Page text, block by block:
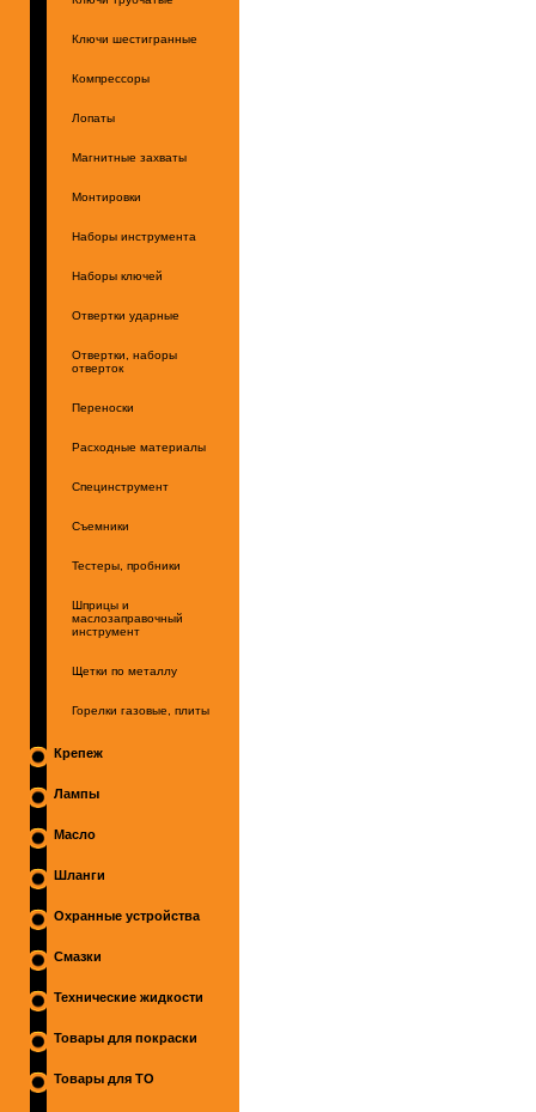
Ключи шестигранные
Компрессоры
Лопаты
Магнитные захваты
Монтировки
Наборы инструмента
Наборы ключей
Отвертки ударные
Отвертки, наборы
отверток
Переноски
Расходные материалы
Специнструмент
Съемники
Тестеры, пробники
Шприцы и
маслозаправочный
инструмент
Щетки по металлу
Горелки газовые, плиты
Крепеж
Лампы
Масло
Шланги
Охранные устройства
Смазки
Технические жидкости
Товары для покраски
Товары для ТО